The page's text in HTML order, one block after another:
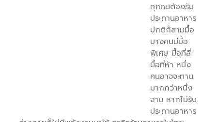
ทุกคนต้องรับ
ประทานอาหาร
ปกติก็สามมื้อ
บางคนมีมื้อ
พิเศษ มื้อที่สี่
มื้อที่ห้า หนึ่ง
คนอาจจะทาน
มากกว่าหนึ่ง
จาน หากไม่รับ
ประทานอาหาร